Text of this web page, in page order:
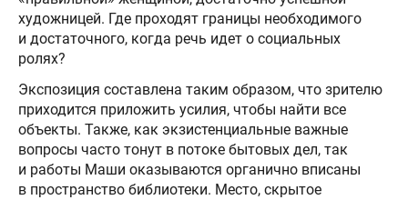
художницей. Где проходят границы необходимого
и достаточного, когда речь идет о социальных
ролях?
Экспозиция составлена таким образом, что зрителю
приходится приложить усилия, чтобы найти все
объекты. Также, как экзистенциальные важные
вопросы часто тонут в потоке бытовых дел, так
и работы Маши оказываются органично вписаны
в пространство библиотеки. Место, скрытое